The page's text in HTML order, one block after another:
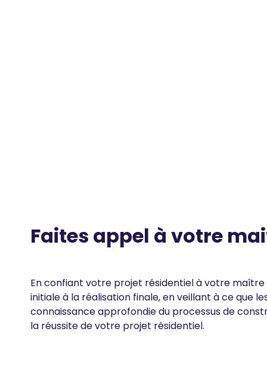
Faites appel à votre
En confiant votre projet résidentiel à votre
initiale à la réalisation finale, en veillant à ce que
connaissance approfondie du processus de
la réussite de votre projet résidentiel.